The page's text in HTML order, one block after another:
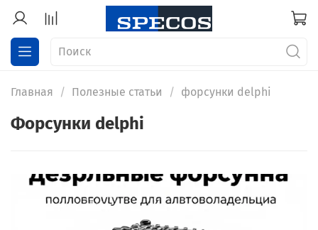
Главная Полезные статьи форсунки delphi
форсунки delphi